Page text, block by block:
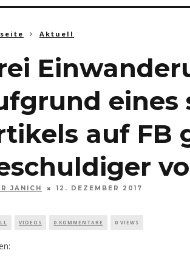
Aktuell
eines
auf FB
JANICH 12. DEZEMBER 2017
VIDEOS 0 KOMMENTARE 0 VIEWS